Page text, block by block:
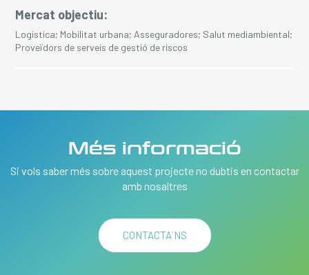
Mercat objectiu:
Logística; Mobilitat urbana; Asseguradores; Salut mediambiental;
Proveïdors de serveis de gestió de riscos
Més informació
Si vols saber més sobre aquest projecte no dubtis en contactar
amb nosaltres
CONTACTA´NS